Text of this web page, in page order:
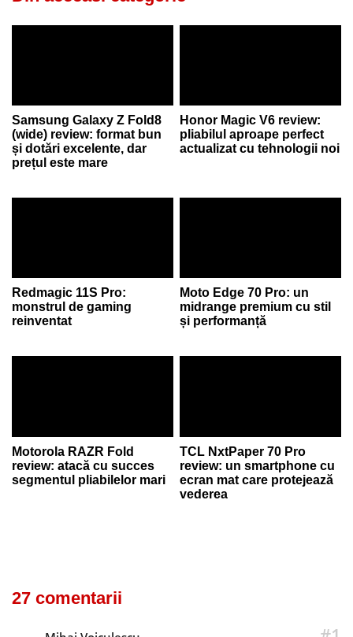
Samsung Galaxy Z Fold8
(wide) review: format bun
și dotări excelente, dar
prețul este mare
Honor Magic V6 review:
pliabilul aproape perfect
actualizat cu tehnologii noi
Redmagic 11S Pro:
monstrul de gaming
reinventat
Moto Edge 70 Pro: un
midrange premium cu stil
și performanță
Motorola RAZR Fold
review: atacă cu succes
segmentul pliabilelor mari
TCL NxtPaper 70 Pro
review: un smartphone cu
ecran mat care protejează
vederea
27 comentarii